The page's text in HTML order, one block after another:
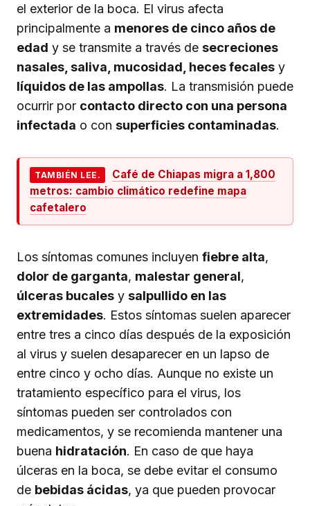
el exterior de la boca. El virus afecta
principalmente a menores de cinco años de
edad y se transmite a través de secreciones
nasales, saliva, mucosidad, heces fecales y
líquidos de las ampollas. La transmisión puede
ocurrir por contacto directo con una persona
infectada o con superficies contaminadas.
TAMBIÉN LEE.
Café de Chiapas migra a 1,800
metros: cambio climático redefine mapa
cafetalero
Los síntomas comunes incluyen fiebre alta,
dolor de garganta, malestar general,
úlceras bucales y salpullido en las
extremidades. Estos síntomas suelen aparecer
entre tres a cinco días después de la exposición
al virus y suelen desaparecer en un lapso de
entre cinco y ocho días. Aunque no existe un
tratamiento específico para el virus, los
síntomas pueden ser controlados con
medicamentos, y se recomienda mantener una
buena hidratación. En caso de que haya
úlceras en la boca, se debe evitar el consumo
de bebidas ácidas, ya que pueden provocar